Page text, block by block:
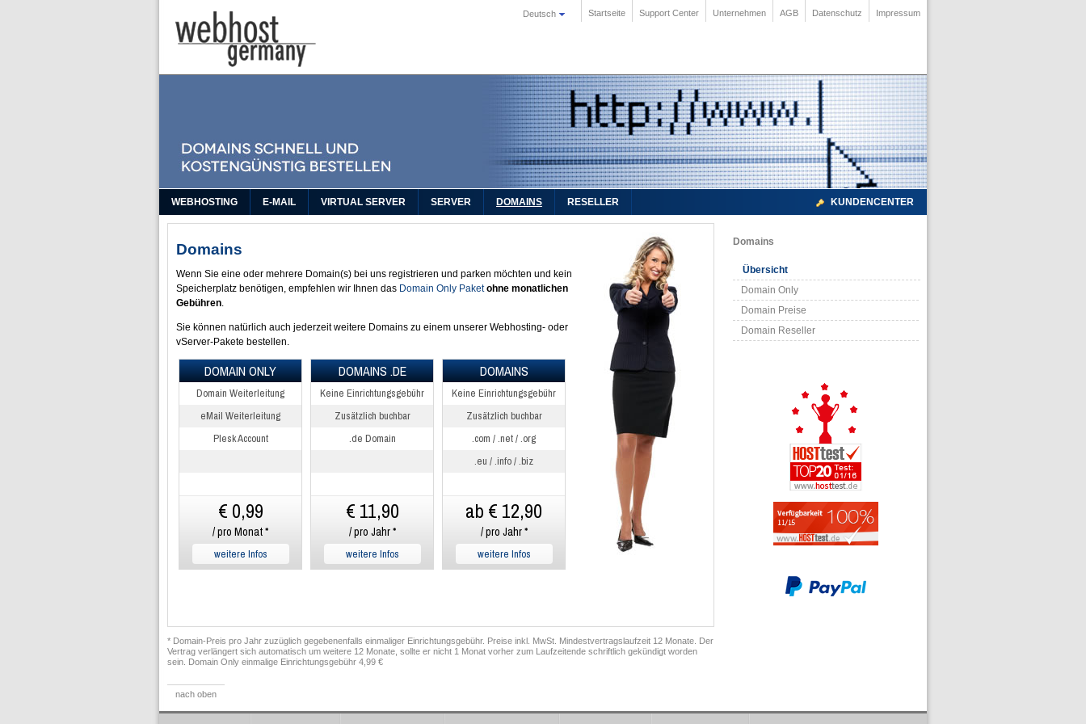
Startseite Support Center Unternehmen AGB Datenschutz Impressum
Deutsch
WEBHOSTING E-MAIL VIRTUAL SERVER SERVER DOMAINS RESELLER KUNDENCENTER
Domains
Übersicht
Domain Only
Domain Preise
Domain Reseller
Domains
Wenn Sie eine oder mehrere Domain(s) bei uns registrieren und parken möchten und kein
Speicherplatz benötigen, empfehlen wir Ihnen das Domain Only Paket ohne monatlichen
Gebühren.
Sie können natürlich auch jederzeit weitere Domains zu einem unserer Webhosting- oder
vServer-Pakete bestellen.
DOMAIN ONLY
Domain Weiterleitung
eMail Weiterleitung
Plesk Account
€ 0,99
/ pro Monat *
weitere Infos
DOMAINS .DE
Keine Einrichtungsgebühr
Zusätzlich buchbar
.de Domain
€ 11,90
/ pro Jahr *
weitere Infos
DOMAINS
Keine Einrichtungsgebühr
Zusätzlich buchbar
.com / .net / .org
.eu / .info / .biz
ab € 12,90
/ pro Jahr *
weitere Infos
* Domain-Preis pro Jahr zuzüglich gegebenenfalls einmaliger Einrichtungsgebühr. Preise inkl. MwSt. Mindestvertragslaufzeit 12 Monate. Der
Vertrag verlängert sich automatisch um weitere 12 Monate, sollte er nicht 1 Monat vorher zum Laufzeitende schriftlich gekündigt worden
sein. Domain Only einmalige Einrichtungsgebühr 4,99 €
nach oben